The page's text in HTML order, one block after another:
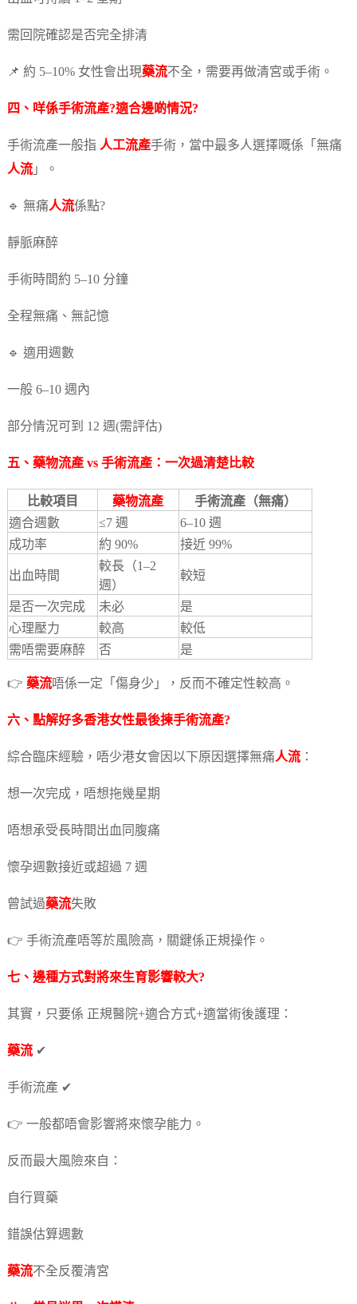
需回院確認是否完全排清
📌 約 5–10% 女性會出現藥流不全，需要再做清宮或手術。
四、咩係手術流產?適合邊啲情況?
手術流產一般指 人工流產手術，當中最多人選擇嘅係「無痛
人流」。
🔹 無痛人流係點?
靜脈麻醉
手術時間約 5–10 分鐘
全程無痛、無記憶
🔹 適用週數
一般 6–10 週內
部分情況可到 12 週(需評估)
五、 藥物流產vs 手術流產：一次過清楚比較
比較項目 藥物流產
手術流產（無痛）
適合週數
≤7 週
6–10 週
成功率
約 90% 接近 99%
出血時間
較長（1–2
週）
較短
是否一次完成 未必
是
心理壓力
較高
較低
需唔需要麻醉
否 是
👉 藥流唔係一定「傷身少」，反而不確定性較高。
六、點解好多香港女性最後揀手術流產?
綜合臨床經驗，唔少港女會因以下原因選擇無痛人流：
想一次完成，唔想拖幾星期
唔想承受長時間出血同腹痛
懷孕週數接近或超過 7 週
曾試過藥流失敗
👉 手術流產唔等於風險高，關鍵係正規操作。
七、邊種方式對將來生育影響較大?
其實，只要係 正規醫院+適合方式+適當術後護理：
藥流✔
手術流產 ✔
👉 一般都唔會影響將來懷孕能力。
反而最大風險來自：
自行買藥
錯誤估算週數
藥流不全反覆清宮